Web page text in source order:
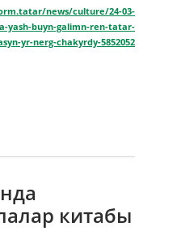
news/culture/24-03-
yash-buyn-galimn-ren-tatar-
yr-nerg-chakyrdy-5852052
китабы